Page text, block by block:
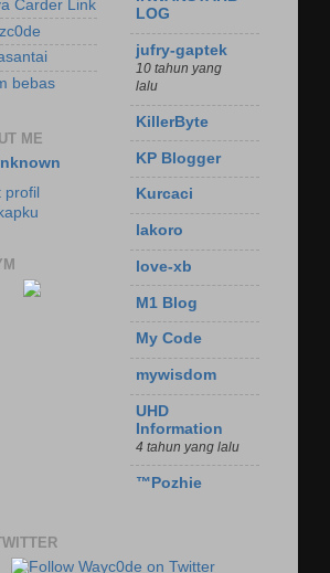
Carder Link
bebas
ME
profil
LOG
jufry-gaptek
10 tahun yang
lalu
KillerByte
KP Blogger
Kurcaci
lakoro
love-xb
M1 Blog
My Code
mywisdom
UHD
Information
4 tahun yang lalu
™Pozhie